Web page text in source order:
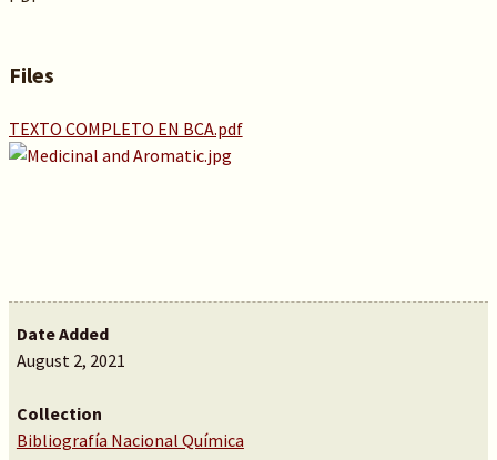
Files
TEXTO COMPLETO EN BCA.pdf
Date Added
August 2, 2021
Collection
Bibliografía Nacional Química